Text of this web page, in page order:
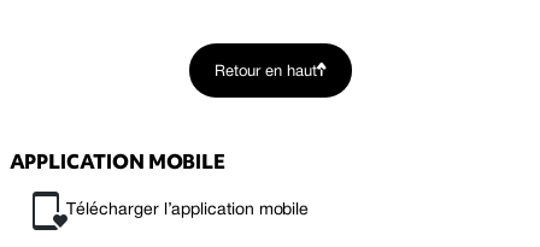
Retour en haut
APPLICATION MOBILE
Télécharger l’application mobile